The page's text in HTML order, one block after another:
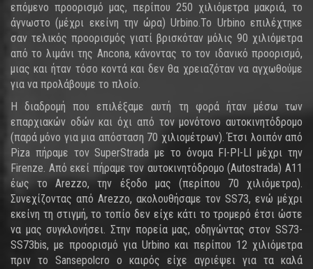
επόμενο προορισμό μας, περίπου 250 χιλιόμετρα μακριά, το
άγνωστο (μέχρι εκείνη την ώρα) Urbino.Το Urbino επιλέχτηκε
σαν τελικός προορισμός γιατί βρισκόταν μόλις 90 χιλιόμετρα
από το λιμάνι της Ancona, κάνοντας το τον ιδανικό προορισμό,
μιας και ήταν τόσο κοντά και δεν θα χρειαζόταν να αγχωθούμε
για να προλάβουμε το πλοίο.
Η διαδρομή που επιλέξαμε αυτή τη φορά ήταν μέσω των
επαρχιακών οδών και όχι από τον μονότονο αυτοκινητόδρομο
(παρά μόνο για μια απόσταση 70 χιλιομέτρων). Έτσι λοιπόν από
Piza πήραμε τον SuperStrada με το όνομα FI-PI-LI μέχρι την
Firenze. Από εκεί πήραμε τον αυτοκινητόδρομο (Autostrada) A11
έως το Arezzo, την έξοδο μας (περίπου 70 χιλιόμετρα).
Συνεχίζοντας από Arezzo, ακολουθήσαμε τον SS73, ενώ μέχρι
εκείνη τη στιγμή, το τοπίο δεν είχε κάτι το τρομερό έτσι ώστε
να μας συγκλονήσει. Στην πορεία μας, οδηγώντας στον SS73-
SS73bis, με προορισμό για Urbino και περίπου 12 χιλιόμετρα
πριν το Sansepolcro ο καιρός είχε αγριέψει για τα καλά